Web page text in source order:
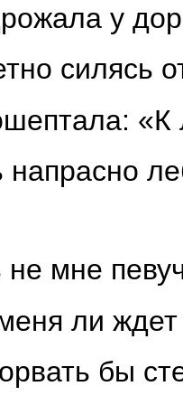
у
силясь
напрасно
не мне
ли ждет
бы